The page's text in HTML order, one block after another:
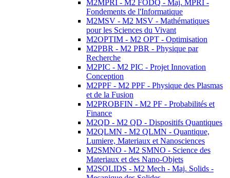
M2MPRI - M2 FODQ - Maj. MPRI -
Fondements de l'Informatique
M2MSV - M2 MSV - Mathématiques
pour les Sciences du Vivant
M2OPTIM - M2 OPT - Optimisation
M2PBR - M2 PBR - Physique par
Recherche
M2PIC - M2 PIC - Projet Innovation
Conception
M2PPF - M2 PPF - Physique des Plasmas
et de la Fusion
M2PROBFIN - M2 PF - Probabilités et
Finance
M2QD - M2 QD - Dispositifs Quantiques
M2QLMN - M2 QLMN - Quantique,
Lumiere, Materiaux et Nanosciences
M2SMNO - M2 SMNO - Science des
Materiaux et des Nano-Objets
M2SOLIDS - M2 Mech - Maj. Solids -